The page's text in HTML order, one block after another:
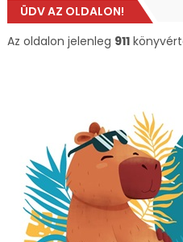
ÜDV AZ OLDALON!
Az oldalon jelenleg 911